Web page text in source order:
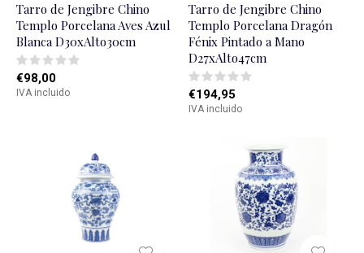
Tarro de Jengibre Chino
Templo Porcelana Aves Azul
Blanca D30xAlto30cm
€98,00
IVA incluido
Tarro de Jengibre Chino
Templo Porcelana Dragón
Fénix Pintado a Mano
D27xAlto47cm
€194,95
IVA incluido